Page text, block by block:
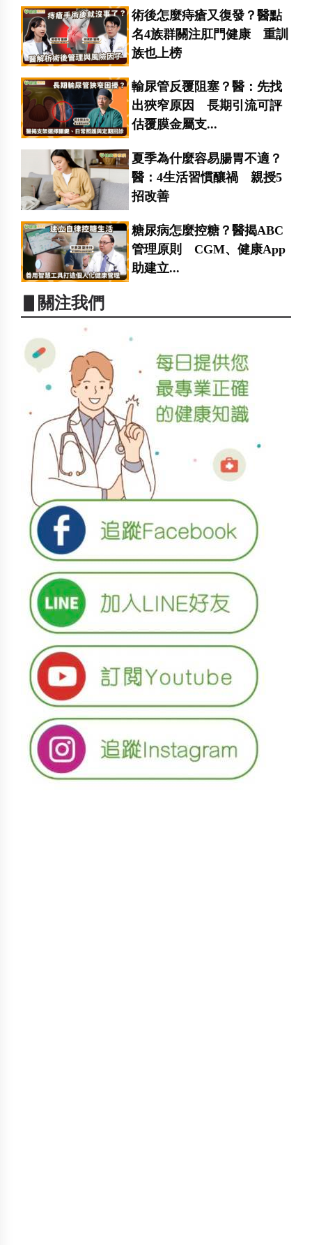
術後怎麼痔瘡又復發？醫點
名4族群關注肛門健康 重訓
族也上榜
輸尿管反覆阻塞？醫：先找
出狹窄原因 長期引流可評
估覆膜金屬支...
夏季為什麼容易腸胃不適？
醫：4生活習慣釀禍 親授5
招改善
糖尿病怎麼控糖？醫揭ABC
管理原則 CGM、健康App
助建立...
▋關注我們